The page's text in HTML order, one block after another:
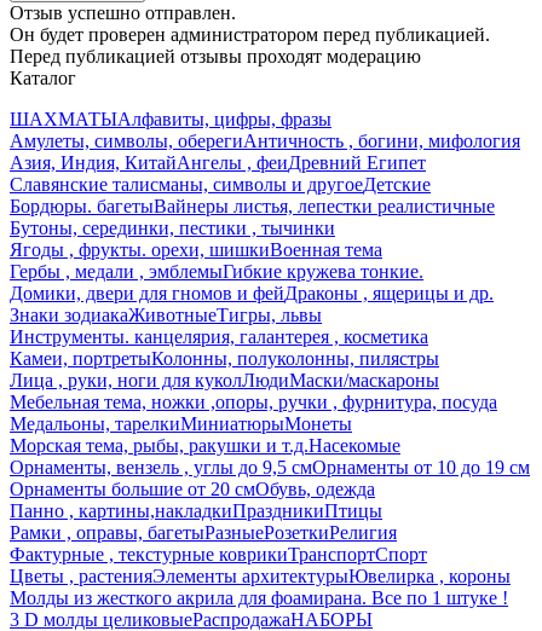
Отзыв успешно отправлен.
Он будет проверен администратором перед публикацией.
Перед публикацией отзывы проходят модерацию
Каталог
ШАХМАТЫАлфавиты, цифры, фразы
Амулеты, символы, оберегиАнтичность , богини, мифология
Азия, Индия, КитайАнгелы , феиДревний Египет
Славянские талисманы, символы и другоеДетские
Бордюры. багетыВайнеры листья, лепестки реалистичные
Бутоны, серединки, пестики , тычинки
Ягоды , фрукты. орехи, шишкиВоенная тема
Гербы , медали , эмблемыГибкие кружева тонкие.
Домики, двери для гномов и фейДраконы , ящерицы и др.
Знаки зодиакаЖивотныеТигры, львы
Инструменты. канцелярия, галантерея , косметика
Камеи, портретыКолонны, полуколонны, пилястры
Лица , руки, ноги для куколЛюдиМаски/маскароны
Мебельная тема, ножки ,опоры, ручки , фурнитура, посуда
Медальоны, тарелкиМиниатюрыМонеты
Морская тема, рыбы, ракушки и т.д.Насекомые
Орнаменты, вензель , углы до 9,5 смОрнаменты от 10 до 19 см
Орнаменты большие от 20 смОбувь, одежда
Панно , картины,накладкиПраздникиПтицы
Рамки , оправы, багетыРазныеРозеткиРелигия
Фактурные , текстурные коврикиТранспортСпорт
Цветы , растенияЭлементы архитектурыЮвелирка , короны
Молды из жесткого акрила для фоамирана. Все по 1 штуке !
3 D молды целиковыеРаспродажаНАБОРЫ